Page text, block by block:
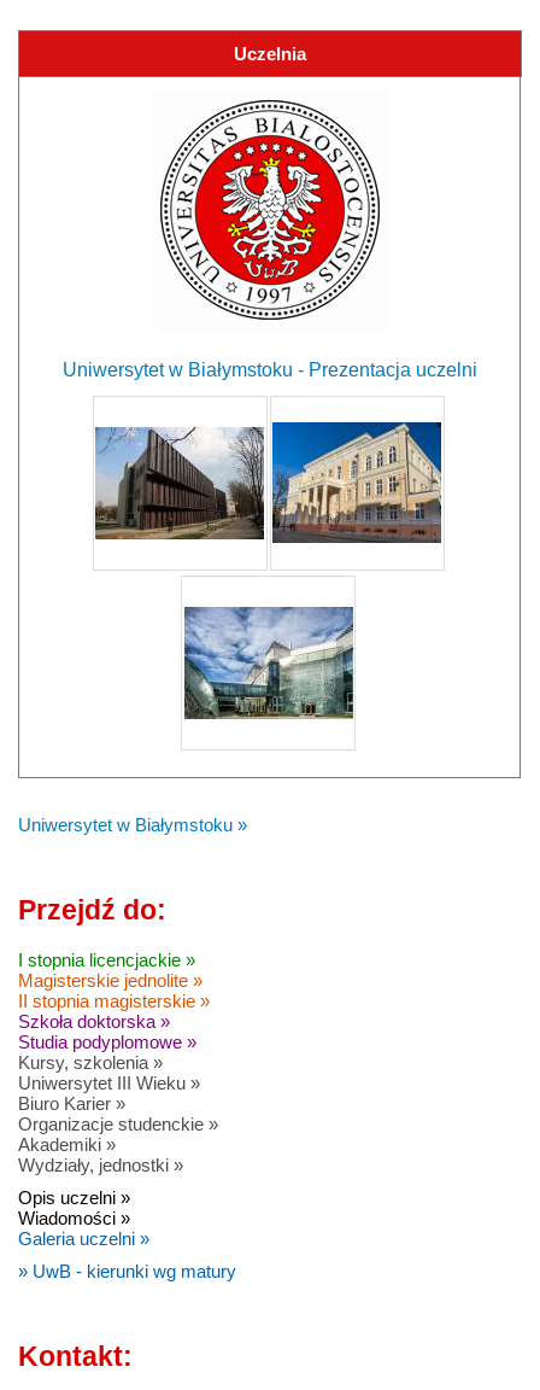
Uczelnia
Uniwersytet w Białymstoku - Prezentacja uczelni
Uniwersytet w Białymstoku »
Przejdź do:
I stopnia licencjackie »
Magisterskie jednolite »
II stopnia magisterskie »
Szkoła doktorska »
Studia podyplomowe »
Kursy, szkolenia »
Uniwersytet III Wieku »
Biuro Karier »
Organizacje studenckie »
Akademiki »
Wydziały, jednostki »
Opis uczelni »
Wiadomości »
Galeria uczelni »
» UwB - kierunki wg matury
Kontakt: